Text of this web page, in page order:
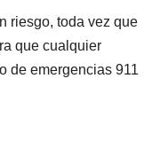
riesgo, toda vez que
que cualquier
de emergencias 911